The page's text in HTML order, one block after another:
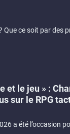
Que ce soit par des
et le jeu » :
sur le RPG
a été l’occasion